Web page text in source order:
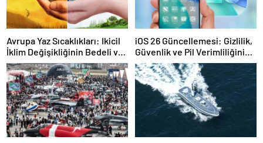
Avrupa Yaz Sıcaklıkları: Ikicil
İklim Değişikliğinin Bedeli ve
Ölümlerin Dağılımı
iOS 26 Güncellemesi: Gizlilik,
Güvenlik ve Pil Verimliliğini
Ön Planda Tutacak Yeni
Özellikler